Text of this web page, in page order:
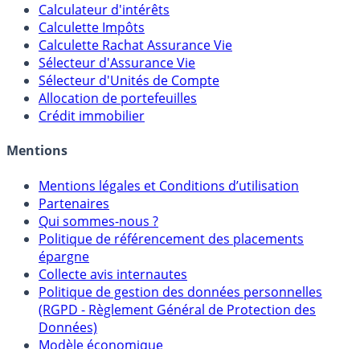
Calculateur d'intérêts
Calculette Impôts
Calculette Rachat Assurance Vie
Sélecteur d'Assurance Vie
Sélecteur d'Unités de Compte
Allocation de portefeuilles
Crédit immobilier
Mentions
Mentions légales et Conditions d’utilisation
Partenaires
Qui sommes-nous ?
Politique de référencement des placements
épargne
Collecte avis internautes
Politique de gestion des données personnelles
(RGPD - Règlement Général de Protection des
Données)
Modèle économique